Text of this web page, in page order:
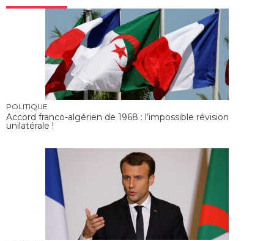
POLITIQUE
Accord franco-algérien de 1968 : l’impossible révision
unilatérale !